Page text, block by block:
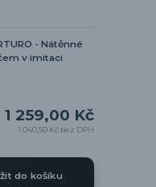
- Nátěnné
v imitaci
1 259,00 Kč
1 040,50 Kč bez DPH
do košíku